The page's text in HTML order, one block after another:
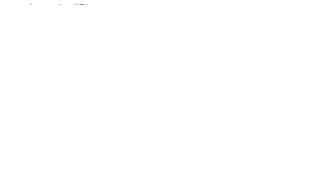
vraiment la différence en 2026.